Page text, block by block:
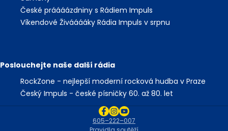
České práááázdniny s Rádiem Impuls
Víkendové Živááááky Rádia Impuls v srpnu
Poslouchejte naše další rádia
RockZone - nejlepší moderní rocková hudba v Praze
Český Impuls - české písničky 60. až 80. let
605–222–007